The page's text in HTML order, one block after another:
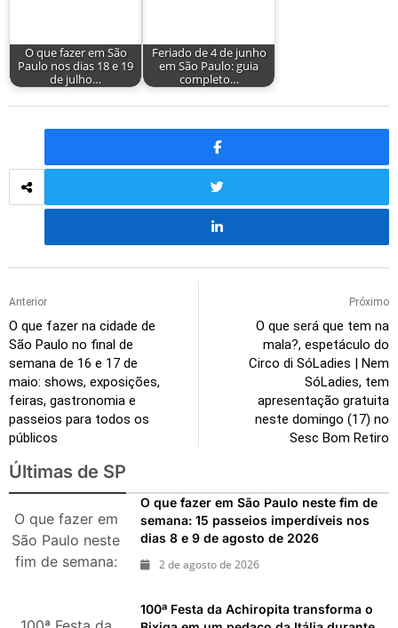
O que fazer em São
Paulo nos dias 18 e 19
de julho…
Feriado de 4 de junho
em São Paulo: guia
completo…
Anterior
O que fazer na cidade de
São Paulo no final de
semana de 16 e 17 de
maio: shows, exposições,
feiras, gastronomia e
passeios para todos os
públicos
Próximo
O que será que tem na
mala?, espetáculo do
Circo di SóLadies | Nem
SóLadies, tem
apresentação gratuita
neste domingo (17) no
Sesc Bom Retiro
Últimas de SP
O que fazer em
São Paulo neste
fim de semana:
O que fazer em São Paulo neste fim de
semana: 15 passeios imperdíveis nos
dias 8 e 9 de agosto de 2026
2 de agosto de 2026
100ª Festa da Achiropita transforma o